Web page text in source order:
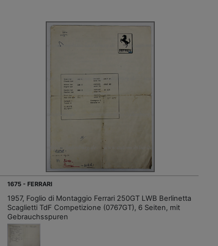
1675 - FERRARI
1957, Foglio di Montaggio Ferrari 250GT LWB Berlinetta
Scaglietti TdF Competizione (0767GT), 6 Seiten, mit
Gebrauchsspuren